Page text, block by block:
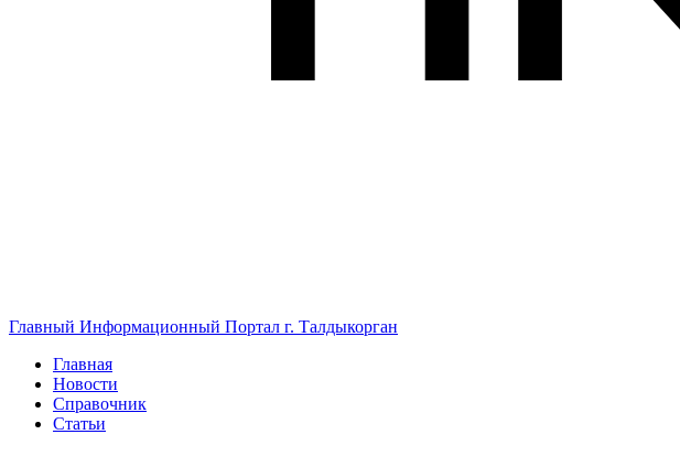
Главный Информационный Портал г. Талдыкорган
Главная
Новости
Справочник
Статьи